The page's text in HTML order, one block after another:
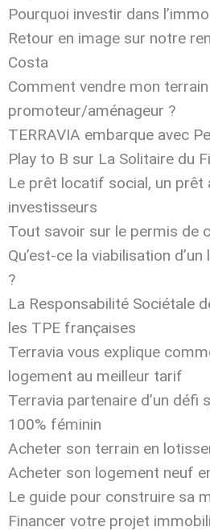
Pourquoi investir dans
Retour en image sur notre
Costa
Comment vendre mon terrain
promoteur/aménageur ?
TERRAVIA embarque avec
Play to B sur La Solitaire du
Le prêt locatif social, un prêt
investisseurs
Tout savoir sur le permis de
Qu’est-ce la viabilisation
?
La Responsabilité Sociétale
les TPE françaises
Terravia vous explique
logement au meilleur tarif
Terravia partenaire d’un défi
100% féminin
Acheter son terrain en
Acheter son logement neuf
Le guide pour construire sa
Financer votre projet